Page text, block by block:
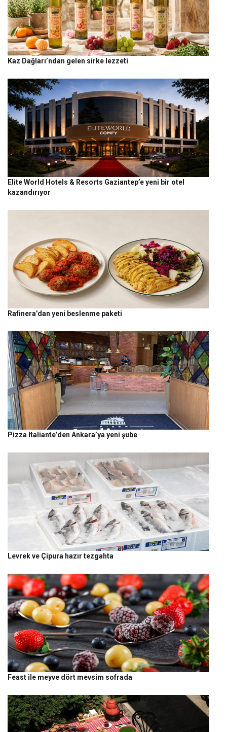
Kaz Dağları’ndan gelen sirke lezzeti
Elite World Hotels & Resorts Gaziantep’e yeni bir otel
kazandırıyor
Rafinera’dan yeni beslenme paketi
Pizza Italiante’den Ankara’ya yeni şube
Levrek ve Çipura hazır tezgahta
Feast ile meyve dört mevsim sofrada